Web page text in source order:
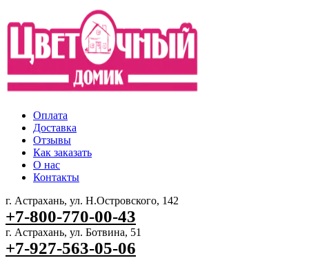
Оплата
Доставка
Отзывы
Как заказать
О нас
Контакты
г. Астрахань, ул. Н.Островского, 142
+7-800-770-00-43
г. Астрахань, ул. Ботвина, 51
+7-927-563-05-06